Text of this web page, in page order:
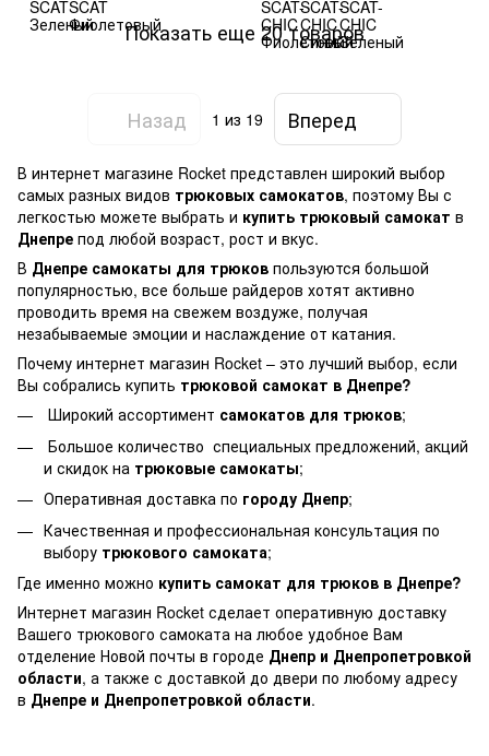
Показать еще 20 товаров
Назад 1 из 19 Вперед
В интернет магазине Rocket представлен широкий выбор
самых разных видов трюковых самокатов, поэтому Вы с
легкостью можете выбрать и купить трюковый самокат в
Днепре под любой возраст, рост и вкус.
В Днепре самокаты для трюков пользуются большой
популярностью, все больше райдеров хотят активно
проводить время на свежем воздуже, получая
незабываемые эмоции и наслаждение от катания.
Почему интернет магазин Rocket – это лучший выбор, если
Вы собрались купить трюковой самокат в Днепре?
Широкий ассортимент самокатов для трюков;
Большое количество специальных предложений, акций
и скидок на трюковые самокаты;
Оперативная доставка по городу Днепр;
Качественная и профессиональная консультация по
выбору трюкового самоката;
Где именно можно купить самокат для трюков в Днепре?
Интернет магазин Rocket сделает оперативную доставку
Вашего трюкового самоката на любое удобное Вам
отделение Новой почты в городе Днепр и Днепропетровкой
области, а также с доставкой до двери по любому адресу
в Днепре и Днепропетровкой области.